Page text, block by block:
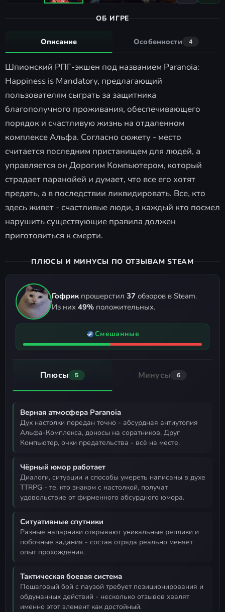
ОБ ИГРЕ
Описание Особенности 4
Шпионский РПГ-экшен под названием Paranoia:
Happiness is Mandatory, предлагающий
пользователям сыграть за защитника
благополучного проживания, обеспечивающего
порядок и счастливую жизнь на отдаленном
комплексе Альфа. Согласно сюжету - место
считается последним пристанищем для людей, а
управляется он Дорогим Компьютером, который
страдает паранойей и думает, что все его хотят
предать, а в последствии ликвидировать. Все, кто
здесь живет - счастливые люди, а каждый кто посмел
нарушить существующие правила должен
приготовиться к смерти.
ПЛЮСЫ И МИНУСЫ ПО ОТЗЫВАМ STEAM
Гофрик прошерстил 37 обзоров в Steam.
Из них 49% положительных.
Смешанные
Плюсы 5 Минусы 6
Верная атмосфера Paranoia
дух настолки передан точно - абсурдная антиутопия
Альфа-Комплекса, доносы на соратников, Друг
Компьютер, очки предательства - всё на месте.
Чёрный юмор работает
диалоги, ситуации и способы умереть написаны в духе
TTRPG - те, кто знаком с настолкой, получат
удовольствие от фирменного абсурдного юмора.
Ситуативные спутники
разные напарники открывают уникальные реплики и
побочные задания - состав отряда реально меняет
опыт прохождения.
Тактическая боевая система
пошаговый бой с паузой требует позиционирования и
обдуманных действий - несколько отзывов хвалят
именно этот элемент как достойный.